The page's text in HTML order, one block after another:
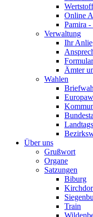
Online
Pamira
Verwaltung
Ihr
Ämter
Wahlen
Über uns
Grußwort
Organe
Satzungen
Biburg
Train